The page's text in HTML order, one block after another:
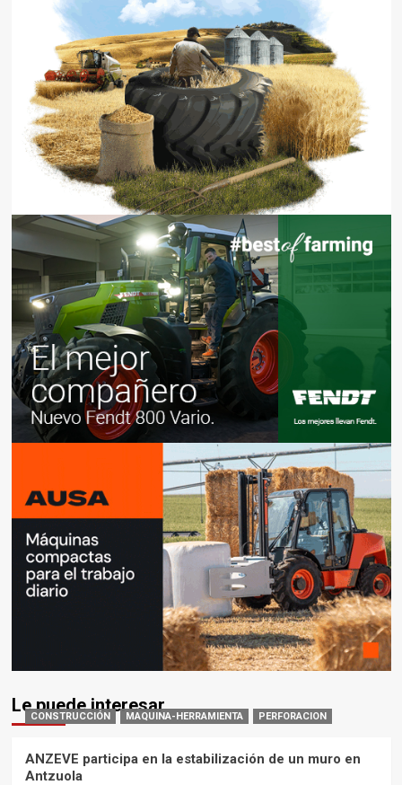
Le puede interesar
CONSTRUCCIÓN MAQUINA-HERRAMIENTA PERFORACION
ANZEVE participa en la estabilización de un muro en
Antzuola